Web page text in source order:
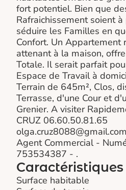
fort potentiel. Bien que
Rafraichissement soient
séduire les Familles en
Confort. Un Appartement
attenant à la maison,
Totale. Il serait parfait
Espace de Travail à
Terrain de 645m², Clos,
Terrasse, d'une Cour et
Grenier. A visiter
CRUZ 06.60.50.81.65
Agent Commercial -
753534387 - .
Caractéristiques
Surface habitable